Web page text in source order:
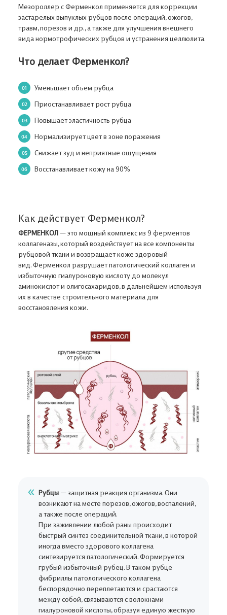
Мезороллер с Ферменкол применяется для коррекции
застарелых выпуклых рубцов после операций, ожогов,
травм, порезов и др., а также для улучшения внешнего
вида нормотрофических рубцов и устранения целлюлита.
Что делает Ферменкол?
Уменьшает объем рубца
Приостанавливает рост рубца
Повышает эластичность рубца
Нормализирует цвет в зоне поражения
Снижает зуд и неприятные ощущения
Восстанавливает кожу на 90%
Как действует Ферменкол?
ФЕРМЕНКОЛ — это мощный комплекс из 9 ферментов
коллагеназы, который воздействует на все компоненты
рубцовой ткани и возвращает коже здоровый
вид. Ферменкол разрушает патологический коллаген и
избыточную гиалуроновую кислоту до молекул
аминокислот и олигосахаридов, в дальнейшем используя
их в качестве строительного материала для
восстановления кожи.
Рубцы — защитная реакция организма. Они
возникают на месте порезов, ожогов, воспалений,
а также после операций.
При заживлении любой раны происходит
быстрый синтез соединительной ткани, в которой
иногда вместо здорового коллагена
синтезируется патологический. Формируется
грубый избыточный рубец. В таком рубце
фибриллы патологического коллагена
беспорядочно переплетаются и срастаются
между собой, связываются с волокнами
гиалуроновой кислоты, образуя единую жесткую